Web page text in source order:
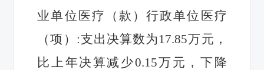
业单位医疗（款）行政单位医疗
（项） :支出决算数为 17.85万元，
比上年决算减少0.15万元，下降